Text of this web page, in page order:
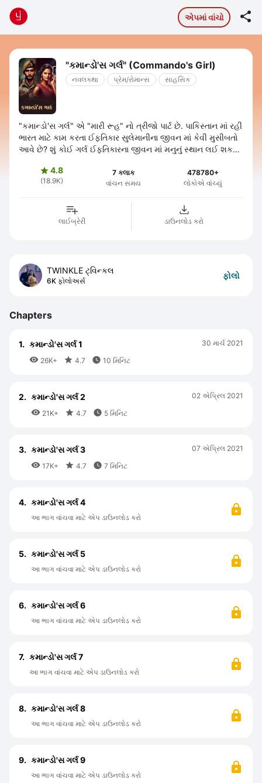
એપમાં વાંચો 
"કમાન્ડો'સ ગર્લ" (Commando's Girl)
નવલકથા પ્રેમ/રોમાન્સ સાહસિક
"કમાન્ડો'સ ગર્લ" એ "મારી રૂહ" નો ત્રીજો પાર્ટ છે. પાકિસ્તાન માં રહી
ભારત માટે કામ કરતા ઈફતિકાર સુલેમાનીના જીવન માં કેવી મુસીબતો
આવે છે? શું કોઈ ગર્લ ઈફતિકારના જીવન માં મનુનું સ્થાન લઈ શકશે?
 4.8
(18.9K)
7 કલાક
વાંચન સમય
478780+
લોકોએ વાંચ્યું
લાઈબ્રેરી ડાઉનલોડ કરો
TWINKLE ટ્વિન્કલ
6K ફોલોઅર્સ
ફોલો
Chapters
1. કમાન્ડો'સ ગર્લ 1
 26K+  4.7  10 મિનિટ
30 માર્ચ 2021
2. કમાન્ડો'સ ગર્લ 2
 21K+  4.7  5 મિનિટ
02 એપ્રિલ 2021
3. કમાન્ડો'સ ગર્લ 3
 17K+  4.7  7 મિનિટ
07 એપ્રિલ 2021
4. કમાન્ડો'સ ગર્લ 4
આ ભાગ વાંચવા માટે એપ ડાઉનલોડ કરો
5. કમાન્ડો'સ ગર્લ 5
આ ભાગ વાંચવા માટે એપ ડાઉનલોડ કરો
6. કમાન્ડો'સ ગર્લ 6
આ ભાગ વાંચવા માટે એપ ડાઉનલોડ કરો
7. કમાન્ડો'સ ગર્લ 7
આ ભાગ વાંચવા માટે એપ ડાઉનલોડ કરો
8. કમાન્ડો'સ ગર્લ 8
આ ભાગ વાંચવા માટે એપ ડાઉનલોડ કરો
9. કમાન્ડો'સ ગર્લ 9
આ ભાગ વાંચવા માટે એપ ડાઉનલોડ કરો